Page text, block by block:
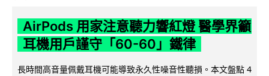
AirPods 用家注意聽力響紅燈 醫學界籲
耳機用戶謹守「60-60」鐵律
長時間高音量佩戴耳機可能導致永久性噪音性聽損。本文盤點 4